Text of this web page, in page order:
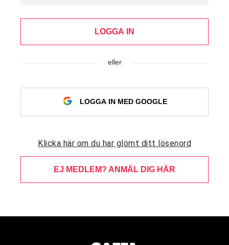
LOGGA IN
eller
LOGGA IN MED GOOGLE
Klicka här om du har glömt ditt lösenord
EJ MEDLEM? ANMÄL DIG HÄR